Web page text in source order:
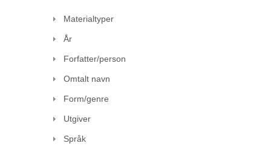
Materialtyper
År
Forfatter/person
Omtalt navn
Form/genre
Utgiver
Språk